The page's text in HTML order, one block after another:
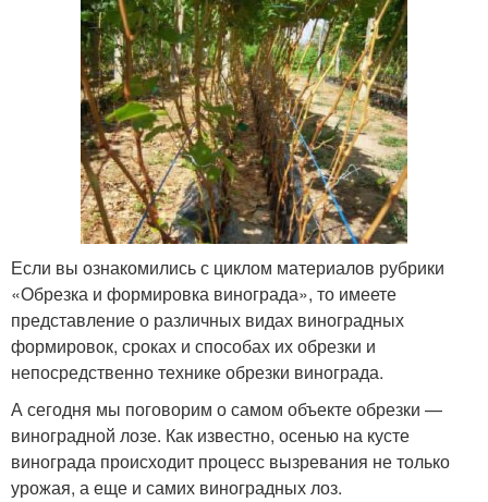
Если вы ознакомились с циклом материалов рубрики
«Обрезка и формировка винограда», то имеете
представление о различных видах виноградных
формировок, сроках и способах их обрезки и
непосредственно технике обрезки винограда.
А сегодня мы поговорим о самом объекте обрезки —
виноградной лозе. Как известно, осенью на кусте
винограда происходит процесс вызревания не только
урожая, а еще и самих виноградных лоз.